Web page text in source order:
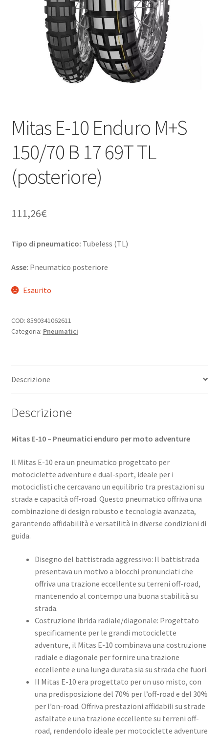
Mitas E-10 Enduro M+S
150/70 B 17 69T TL
(posteriore)
111,26€
Tipo di pneumatico: Tubeless (TL)
Asse: Pneumatico posteriore
Esaurito
COD: 8590341062611
Categoria: Pneumatici
Descrizione
Descrizione
Mitas E-10 – Pneumatici enduro per moto adventure
Il Mitas E-10 era un pneumatico progettato per
motociclette adventure e dual-sport, ideale per i
motociclisti che cercavano un equilibrio tra prestazioni su
strada e capacità off-road. Questo pneumatico offriva una
combinazione di design robusto e tecnologia avanzata,
garantendo affidabilità e versatilità in diverse condizioni di
guida.
Disegno del battistrada aggressivo: Il battistrada
presentava un motivo a blocchi pronunciati che
offriva una trazione eccellente su terreni off-road,
mantenendo al contempo una buona stabilità su
strada.
Costruzione ibrida radiale/diagonale: Progettato
specificamente per le grandi motociclette
adventure, il Mitas E-10 combinava una costruzione
radiale e diagonale per fornire una trazione
eccellente e una lunga durata sia su strada che fuori.​
Il Mitas E-10 era progettato per un uso misto, con
una predisposizione del 70% per l’off-road e del 30%
per l’on-road. Offriva prestazioni affidabili su strade
asfaltate e una trazione eccellente su terreni off-
road, rendendolo ideale per motociclette adventure